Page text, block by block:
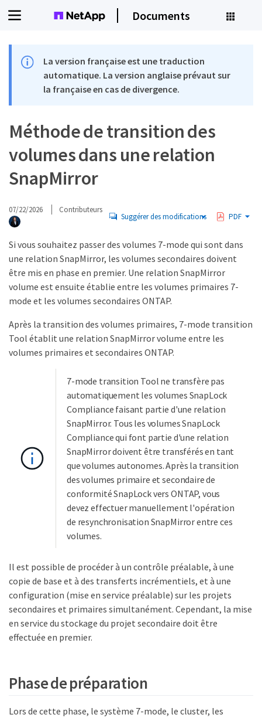
Documents
La version française est une traduction
automatique. La version anglaise prévaut sur
la française en cas de divergence.
Méthode de transition des
volumes dans une relation
SnapMirror
07/22/2026 Contributeurs
Suggérer des modifications PDF
Si vous souhaitez passer des volumes 7-mode qui sont dans
une relation SnapMirror, les volumes secondaires doivent
être mis en phase en premier. Une relation SnapMirror
volume est ensuite établie entre les volumes primaires 7-
mode et les volumes secondaires ONTAP.
Après la transition des volumes primaires, 7-mode transition
Tool établit une relation SnapMirror volume entre les
volumes primaires et secondaires ONTAP.
7-mode transition Tool ne transfère pas
automatiquement les volumes SnapLock
Compliance faisant partie d'une relation
SnapMirror. Tous les volumes SnapLock
Compliance qui font partie d'une relation
SnapMirror doivent être transférés en tant
que volumes autonomes. Après la transition
des volumes primaire et secondaire de
conformité SnapLock vers ONTAP, vous
devez effectuer manuellement l'opération
de resynchronisation SnapMirror entre ces
volumes.
Il est possible de procéder à un contrôle préalable, à une
copie de base et à des transferts incrémentiels, et à une
configuration (mise en service préalable) sur les projets
secondaires et primaires simultanément. Cependant, la mise
en service du stockage du projet secondaire doit être
effectuée en premier.
Phase de préparation
Lors de cette phase, le système 7-mode, le cluster, les